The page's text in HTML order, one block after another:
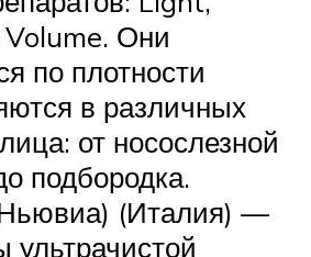
Они
по плотности
в различных
от носослезной
подбородка.
(Италия) —
ультрачистой